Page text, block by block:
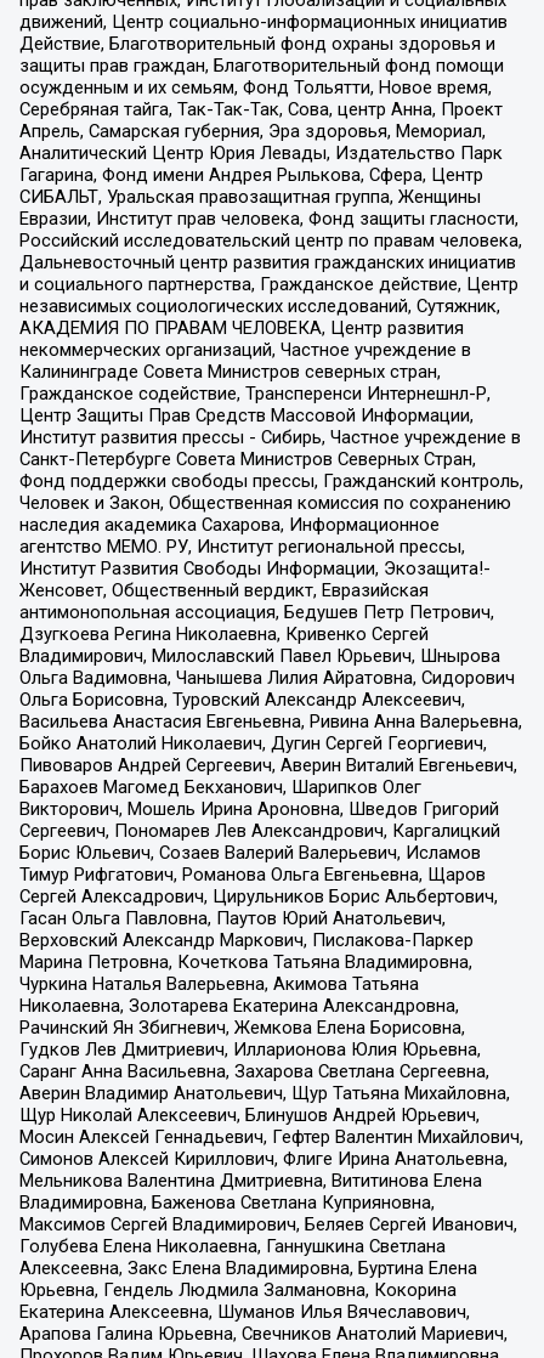
движений, Центр социально-информационных инициатив
Действие, Благотворительный фонд охраны здоровья и
защиты прав граждан, Благотворительный фонд помощи
осужденным и их семьям, Фонд Тольятти, Новое время,
Серебряная тайга, Так-Так-Так, Сова, центр Анна, Проект
Апрель, Самарская губерния, Эра здоровья, Мемориал,
Аналитический Центр Юрия Левады, Издательство Парк
Гагарина, Фонд имени Андрея Рылькова, Сфера, Центр
СИБАЛЬТ, Уральская правозащитная группа, Женщины
Евразии, Институт прав человека, Фонд защиты гласности,
Российский исследовательский центр по правам человека,
Дальневосточный центр развития гражданских инициатив
и социального партнерства, Гражданское действие, Центр
независимых социологических исследований, Сутяжник,
АКАДЕМИЯ ПО ПРАВАМ ЧЕЛОВЕКА, Центр развития
некоммерческих организаций, Частное учреждение в
Калининграде Совета Министров северных стран,
Гражданское содействие, Трансперенси Интернешнл-Р,
Центр Защиты Прав Средств Массовой Информации,
Институт развития прессы - Сибирь, Частное учреждение в
Санкт-Петербурге Совета Министров Северных Стран,
Фонд поддержки свободы прессы, Гражданский контроль,
Человек и Закон, Общественная комиссия по сохранению
наследия академика Сахарова, Информационное
агентство МЕМО. РУ, Институт региональной прессы,
Институт Развития Свободы Информации, Экозащита!-
Женсовет, Общественный вердикт, Евразийская
антимонопольная ассоциация, Бедушев Петр Петрович,
Дзугкоева Регина Николаевна, Кривенко Сергей
Владимирович, Милославский Павел Юрьевич, Шнырова
Ольга Вадимовна, Чанышева Лилия Айратовна, Сидорович
Ольга Борисовна, Туровский Александр Алексеевич,
Васильева Анастасия Евгеньевна, Ривина Анна Валерьевна,
Бойко Анатолий Николаевич, Дугин Сергей Георгиевич,
Пивоваров Андрей Сергеевич, Аверин Виталий Евгеньевич,
Барахоев Магомед Бекханович, Шарипков Олег
Викторович, Мошель Ирина Ароновна, Шведов Григорий
Сергеевич, Пономарев Лев Александрович, Каргалицкий
Борис Юльевич, Созаев Валерий Валерьевич, Исламов
Тимур Рифгатович, Романова Ольга Евгеньевна, Щаров
Сергей Алексадрович, Цирульников Борис Альбертович,
Гасан Ольга Павловна, Паутов Юрий Анатольевич,
Верховский Александр Маркович, Пислакова-Паркер
Марина Петровна, Кочеткова Татьяна Владимировна,
Чуркина Наталья Валерьевна, Акимова Татьяна
Николаевна, Золотарева Екатерина Александровна,
Рачинский Ян Збигневич, Жемкова Елена Борисовна,
Гудков Лев Дмитриевич, Илларионова Юлия Юрьевна,
Саранг Анна Васильевна, Захарова Светлана Сергеевна,
Аверин Владимир Анатольевич, Щур Татьяна Михайловна,
Щур Николай Алексеевич, Блинушов Андрей Юрьевич,
Мосин Алексей Геннадьевич, Гефтер Валентин Михайлович,
Симонов Алексей Кириллович, Флиге Ирина Анатольевна,
Мельникова Валентина Дмитриевна, Вититинова Елена
Владимировна, Баженова Светлана Куприяновна,
Максимов Сергей Владимирович, Беляев Сергей Иванович,
Голубева Елена Николаевна, Ганнушкина Светлана
Алексеевна, Закс Елена Владимировна, Буртина Елена
Юрьевна, Гендель Людмила Залмановна, Кокорина
Екатерина Алексеевна, Шуманов Илья Вячеславович,
Арапова Галина Юрьевна, Свечников Анатолий Мариевич,